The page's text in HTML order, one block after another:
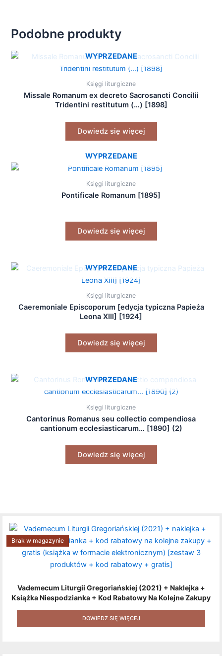
Podobne produkty
WYPRZEDANE
Księgi liturgiczne
Missale Romanum ex decreto Sacrosancti Concilii
Tridentini restitutum (…) [1898]
Dowiedz się więcej
WYPRZEDANE
Księgi liturgiczne
Pontificale Romanum [1895]
Dowiedz się więcej
WYPRZEDANE
Księgi liturgiczne
Caeremoniale Episcoporum [edycja typiczna Papieża
Leona XIII] [1924]
Dowiedz się więcej
WYPRZEDANE
Księgi liturgiczne
Cantorinus Romanus seu collectio compendiosa
cantionum ecclesiasticarum… [1890] (2)
Dowiedz się więcej
Vademecum Liturgii Gregoriańskiej (2021) + Naklejka +
Książka Niespodzianka + Kod Rabatowy Na Kolejne Zakupy
Produktów + Kod Rabatowy + Gratis]
Brak w magazynie
DOWIEDZ SIĘ WIĘCEJ